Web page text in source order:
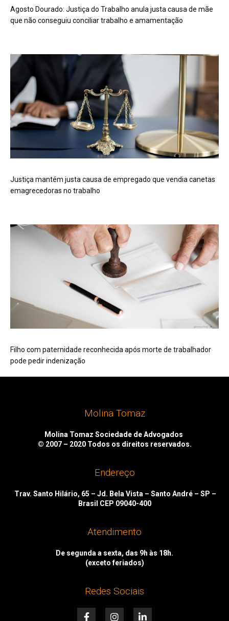
Agosto Dourado: Justiça do Trabalho anula justa causa de mãe
que não conseguiu conciliar trabalho e amamentação
Justiça mantém justa causa de empregado que vendia canetas
emagrecedoras no trabalho
Filho com paternidade reconhecida após morte de trabalhador
pode pedir indenização
Molina Tomaz
Molina Tomaz Sociedade de Advogados
© 2007 – 2020 Todos os direitos reservados.
Endereço
Trav. Santo Hilário, 65 – Jd. Bela Vista – Santo André – SP –
Brasil CEP 09040-400
Atendimento
De segunda a sexta, das 9h às 18h.
(exceto feriados)
Redes Sociais
F
I